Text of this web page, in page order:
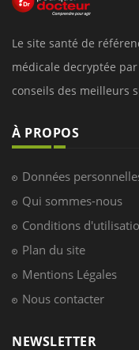
Le site santé de
médicale decryptée
conseils des meilleurs
À PROPOS
Données
Qui sommes-nous
Conditions
Plan du site
Mentions Légales
Nous contacter
NEWSLETTER